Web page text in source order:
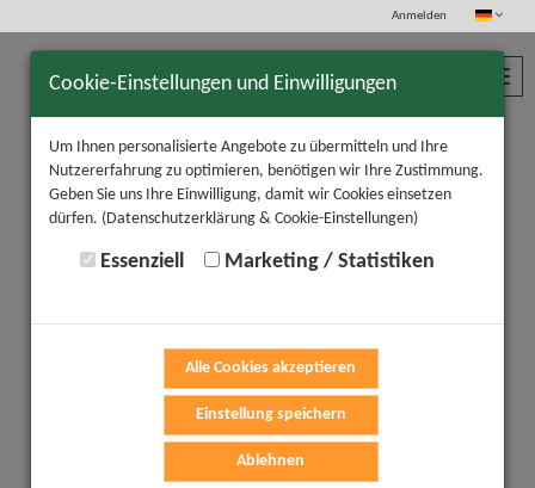
Anmelden
Cookie-Einstellungen und Einwilligungen
Um Ihnen personalisierte Angebote zu übermitteln und Ihre
Nutzererfahrung zu optimieren, benötigen wir Ihre Zustimmung.
Geben Sie uns Ihre Einwilligung, damit wir Cookies einsetzen
dürfen. (Datenschutzerklärung & Cookie-Einstellungen)
Essenziell Marketing / Statistiken
Alle Cookies akzeptieren
Einstellung speichern
Ablehnen